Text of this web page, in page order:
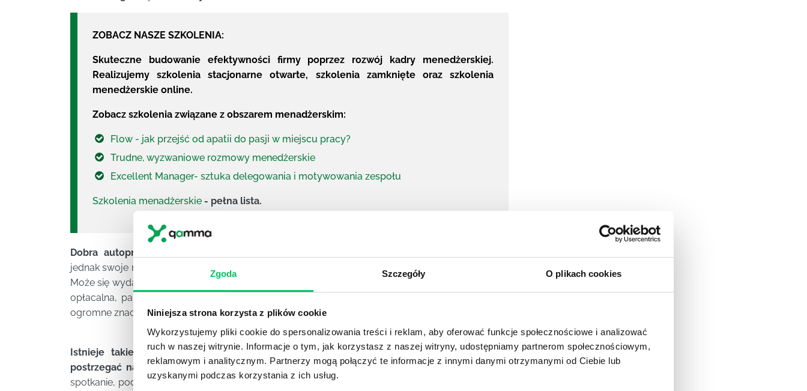
Zgoda Szczegóły O plikach cookies
Niniejsza strona korzysta z plików cookie
Wykorzystujemy pliki cookie do spersonalizowania treści i reklam, aby oferować funkcje społecznościowe i analizować
ruch w naszej witrynie. Informacje o tym, jak korzystasz z naszej witryny, udostępniamy partnerom społecznościowym,
reklamowym i analitycznym. Partnerzy mogą połączyć te informacje z innymi danymi otrzymanymi od Ciebie lub
uzyskanymi podczas korzystania z ich usług.
ZOBACZ NASZE SZKOLENIA:
Skuteczne budowanie efektywności firmy poprzez rozwój kadry menedżerskiej.
Realizujemy szkolenia stacjonarne otwarte, szkolenia zamknięte oraz szkolenia
menedżerskie online.
Zobacz szkolenia związane z obszarem menadżerskim:
Flow - jak przejść od apatii do pasji w miejscu pracy?
Trudne, wyzwaniowe rozmowy menedżerskie
Excellent Manager- sztuka delegowania i motywowania zespołu
Szkolenia menadżerskie - pełna lista.
Dobra autoprezentacja nie gwarantuje Ci pozyskania lukratywnego kontraktu,
jednak swoje możliwości komunikacyjne, co podnosi konkurencyjność Twojej firmy wobec innych.
Może się wydawać, że inwestycja w to, jak się prezentujesz jako przedstawiciel firmy może nie być
opłacalna, pamiętaj jednak, że jak Cię widzą tak Cię piszą, a pierwsze wrażenie, ma naprawdę
ogromne znaczenie (w kontaktach biznesowych nawet większe niż w życiu prywatnym).
Istnieje takie powiedzenie, że pierwsze wrażenie ma duże znaczenie jak będą później
postrzegać nas inni ludzie.Jest w tym trochę prawdy, dlatego jeżeli wybieramy się na jakieś
spotkanie, podczas którego mamy się zaprezentować po raz pierwszy, np. rozmowa o pracę czy